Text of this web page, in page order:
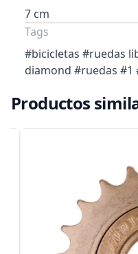
7 cm
Tags
#bicicletas #ruedas
diamond #ruedas #1
Productos